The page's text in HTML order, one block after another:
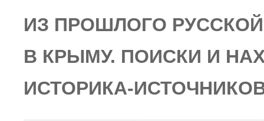
ИЗ ПРОШЛОГО
В КРЫМУ. ПОИСКИ И
ИСТОРИКА-